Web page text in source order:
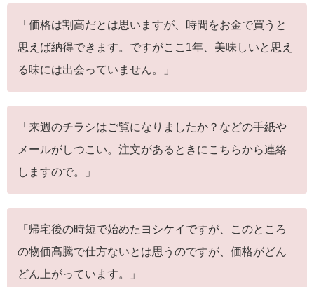
「価格は割高だとは思いますが、時間をお金で買うと
思えば納得できます。ですがここ1年、美味しいと思え
る味には出会っていません。」
「来週のチラシはご覧になりましたか？などの手紙や
メールがしつこい。注文があるときにこちらから連絡
しますので。」
「帰宅後の時短で始めたヨシケイですが、このところ
の物価高騰で仕方ないとは思うのですが、価格がどん
どん上がっています。」